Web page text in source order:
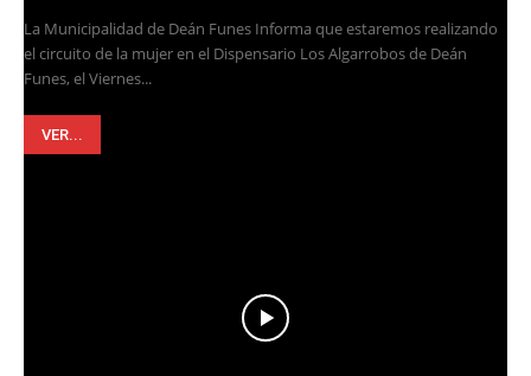
La Municipalidad de Deán Funes Informa que estaremos realizando
el circuito de la mujer en el Dispensario Los Algarrobos de Deán
Funes, el Viernes...
VER...